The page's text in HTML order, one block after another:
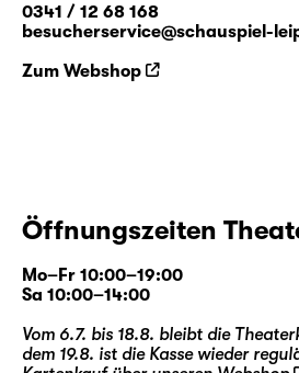
0341 / 12 68 168
besucherservice@schauspiel-
Zum Webshop
Öffnungszeiten
Mo–Fr 10:00–19:00
Sa 10:00–14:00
Vom 6.7. bis 18.8. bleibt die
dem 19.8. ist die Kasse wieder